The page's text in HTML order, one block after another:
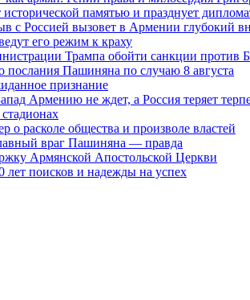
памятью и празднует
с Россией вызовет в Армении глубокий
его режим к краху
Трампа обойти санкции против
Пашиняна по случаю 8 августа
признание
Армению не ждет, а Россия теряет
о расколе общества и произволе властей
враг Пашиняна — правда
Армянской Апостольской Церкви
поисков и надежды на успех